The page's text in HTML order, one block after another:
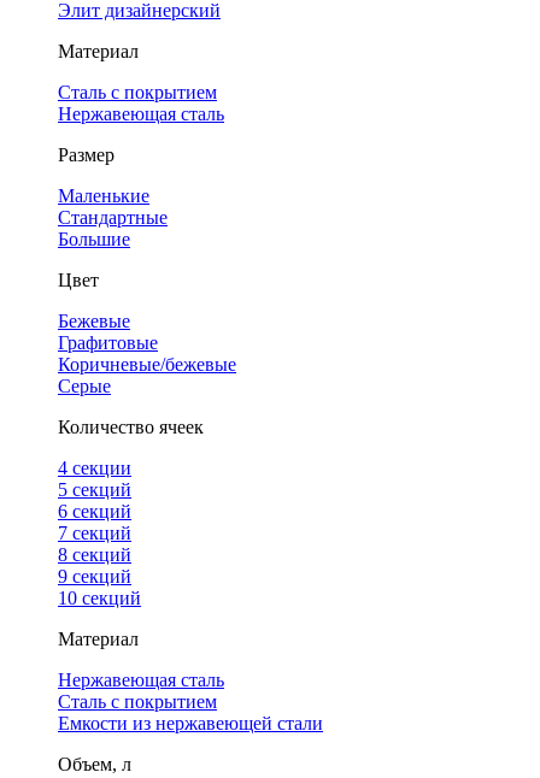
Элит дизайнерский
Материал
Сталь с покрытием
Нержавеющая сталь
Размер
Маленькие
Стандартные
Большие
Цвет
Бежевые
Графитовые
Коричневые/бежевые
Серые
Количество ячеек
4 cекции
5 секций
6 секций
7 секций
8 секций
9 секций
10 секций
Материал
Нержавеющая сталь
Сталь с покрытием
Емкости из нержавеющей стали
Объем, л